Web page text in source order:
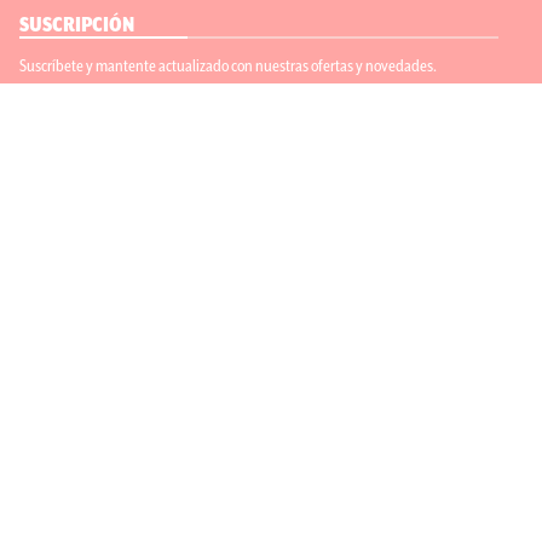
SUSCRIPCIÓN
Suscríbete y mantente actualizado con nuestras ofertas y novedades.